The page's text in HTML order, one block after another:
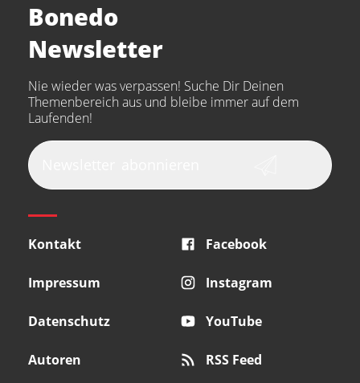
Arturia
the t.bone
Thomann
Walrus Audio
Epiphone
beyerdynamic
Audio-Technica
Presonus
Bonedo
Newsletter
Nie wieder was verpassen! Suche Dir Deinen
Themenbereich aus und bleibe immer auf dem
Laufenden!
Kontakt
Impressum
Datenschutz
Autoren
Facebook
Instagram
YouTube
RSS Feed